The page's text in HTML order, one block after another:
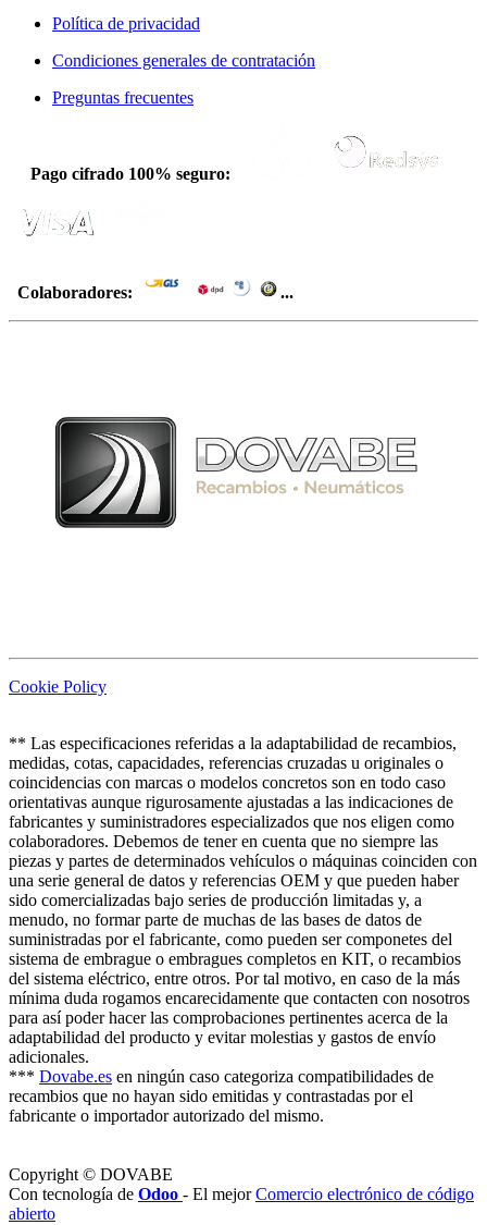
Política de privacidad
Condiciones generales de contratación
Preguntas frecuentes
Pago cifrado 100% seguro:
Colaboradores: ...
Cookie Policy
** Las especificaciones referidas a la adaptabilidad de recambios,
medidas, cotas, capacidades, referencias cruzadas u originales o
coincidencias con marcas o modelos concretos son en todo caso
orientativas aunque rigurosamente ajustadas a las indicaciones de
fabricantes y suministradores especializados que nos eligen como
colaboradores. Debemos de tener en cuenta que no siempre las
piezas y partes de determinados vehículos o máquinas coinciden con
una serie general de datos y referencias OEM y que pueden haber
sido comercializadas bajo series de producción limitadas y, a
menudo, no formar parte de muchas de las bases de datos de
suministradas por el fabricante, como pueden ser componetes del
sistema de embrague o embragues completos en KIT, o recambios
del sistema eléctrico, entre otros. Por tal motivo, en caso de la más
mínima duda rogamos encarecidamente que contacten con nosotros
para así poder hacer las comprobaciones pertinentes acerca de la
adaptabilidad del producto y evitar molestias y gastos de envío
adicionales.
*** Dovabe.es en ningún caso categoriza compatibilidades de
recambios que no hayan sido emitidas y contrastadas por el
fabricante o importador autorizado del mismo.
Copyright © DOVABE
Con tecnología de Odoo - El mejorComercio electrónico de código
abierto